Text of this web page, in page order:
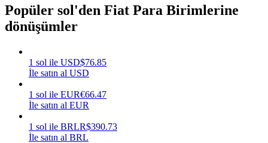
Kazan
Power Piggy
Popüler sol'den Fiat Para Birimlerine
dönüşümler
1 sol ile USD$76.85
İle satın al USD
1 sol ile EUR€66.47
İle satın al EUR
1 sol ile BRLR$390.73
İle satın al BRL